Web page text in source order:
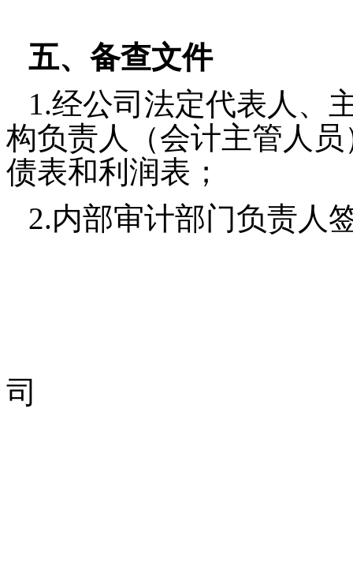
五、备查文件
1.经公司法定代表人、
构负责人（会计主管人
债表和利润表；
2.内部审计部门负责人
司